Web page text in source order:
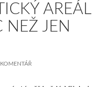
AREÁL
JEN